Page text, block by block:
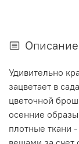
Описание
Удивительно
зацветает в
цветочной
осенние
плотные ткани